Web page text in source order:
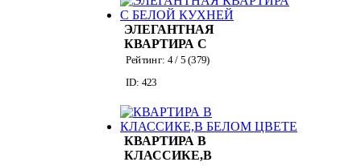
ЭЛЕГАНТНАЯ
КВАРТИРА С
БЕЛОЙ КУХНЕЙ
Рейтинг: 4/ 5 (379)
ID: 423
КВАРТИРА В
КЛАССИКЕ,В